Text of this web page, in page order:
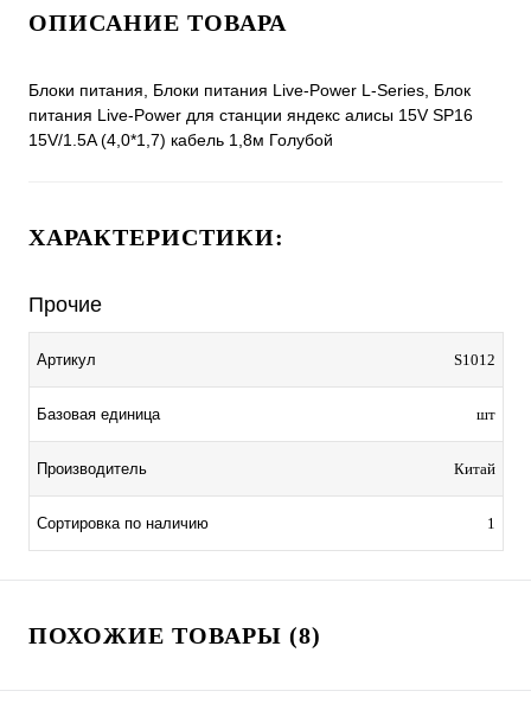
ОПИСАНИЕ ТОВАРА
Блоки питания, Блоки питания Live-Power L-Series, Блок
питания Live-Power для станции яндекс алисы 15V SP16
15V/1.5A (4,0*1,7) кабель 1,8м Голубой
ХАРАКТЕРИСТИКИ:
Прочие
Артикул S1012
Базовая единица шт
Производитель Китай
Сортировка по наличию 1
ПОХОЖИЕ ТОВАРЫ (8)